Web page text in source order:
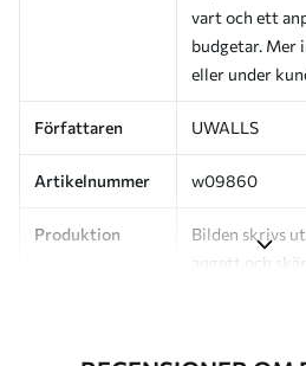
vart och ett
budgetar. Mer
eller under
Författaren UWALLS
Artikelnummer w09860
Produktion
Bilden skrivs
angett och